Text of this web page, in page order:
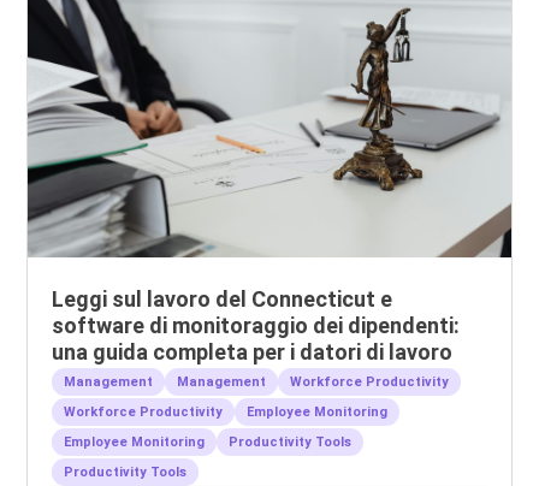
Leggi sul lavoro del Connecticut e
software di monitoraggio dei dipendenti:
una guida completa per i datori di lavoro
Management Management
Workforce Productivity
Workforce Productivity
Employee Monitoring
Employee Monitoring
Productivity Tools
Productivity Tools